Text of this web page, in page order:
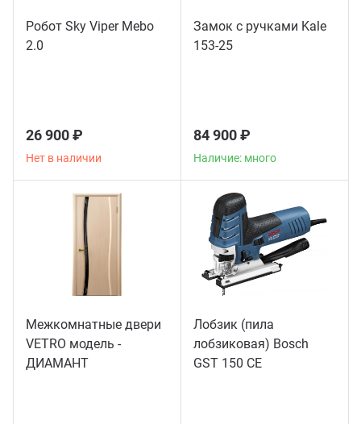
Робот Sky Viper Mebo
2.0
26 900 ₽
Нет в наличии
Замок с ручками Kale
153-25
84 900 ₽
Наличие: много
Межкомнатные двери
VETRO модель -
ДИАМАНТ
Лобзик (пила
лобзиковая) Bosch
GST 150 CE